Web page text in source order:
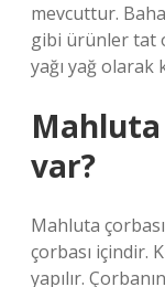
mevcuttur.
gibi ürünler tat
yağı yağ olarak
Mahluta
var?
Mahluta
çorbası içindir.
yapılır.